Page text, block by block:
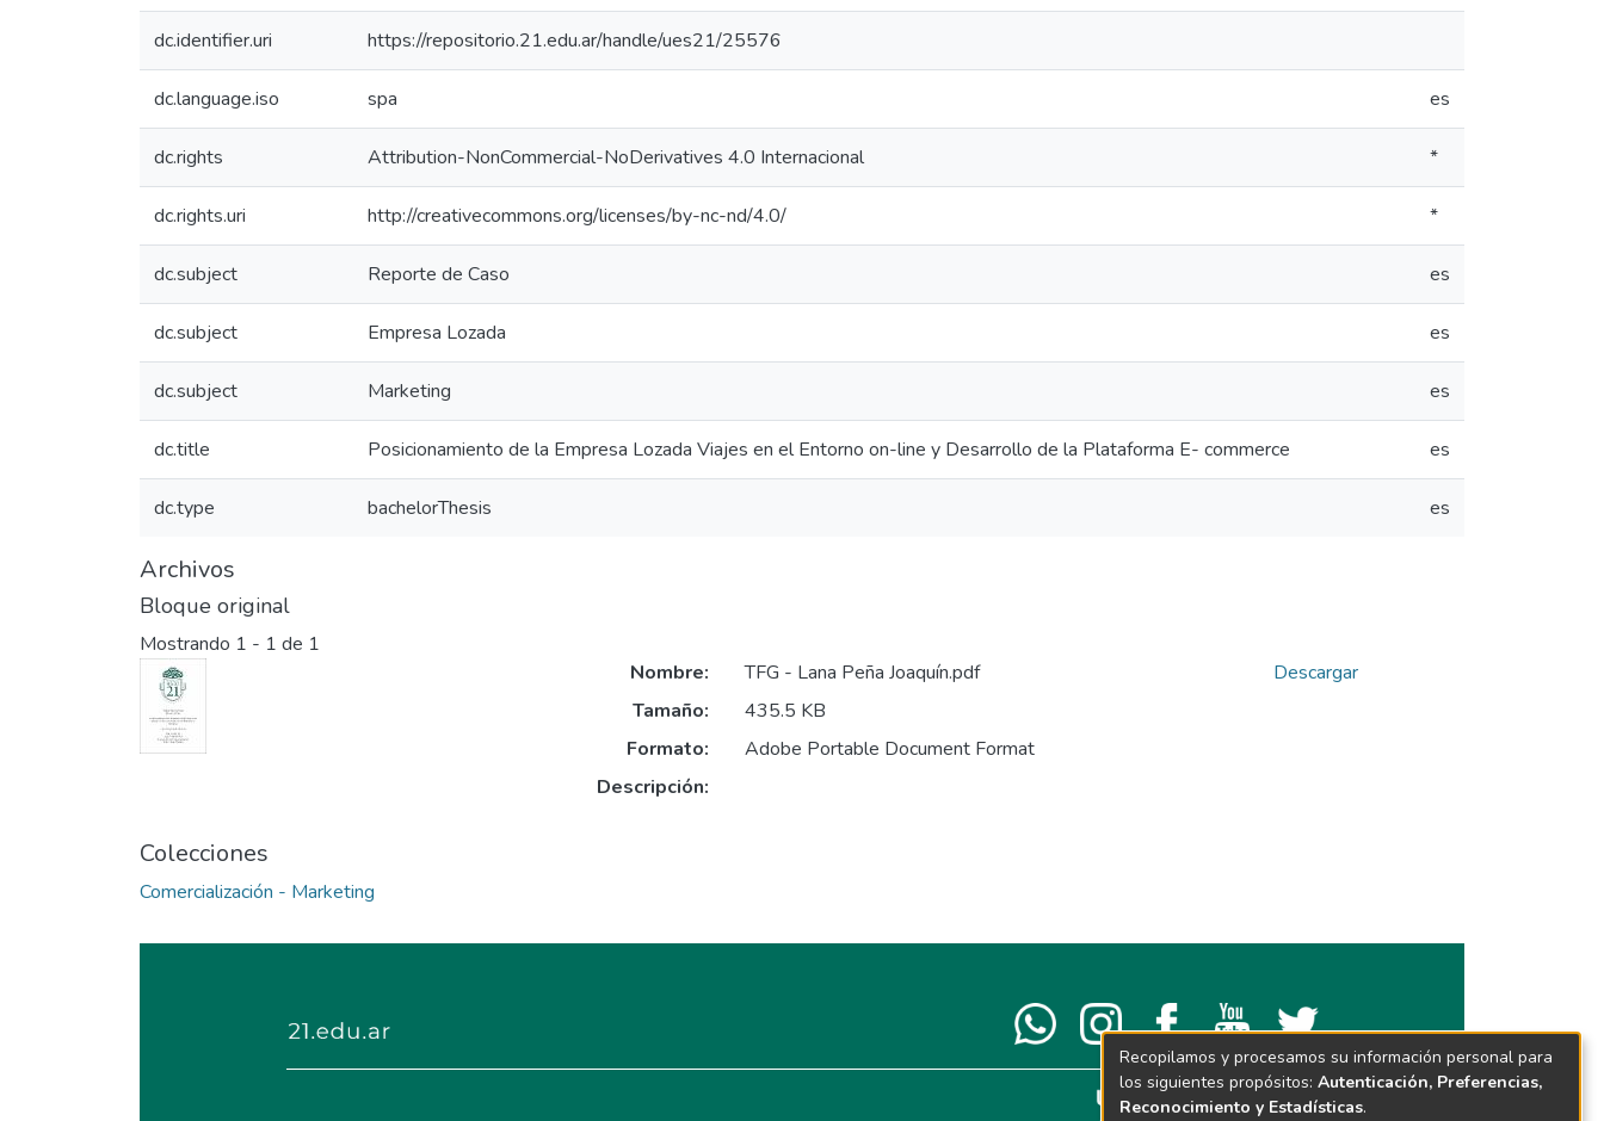
dc.identifier.uri https://repositorio.21.edu.ar/handle/ues21/25576
dc.language.iso spa es
dc.rights Attribution-NonCommercial-NoDerivatives 4.0 Internacional *
dc.rights.uri http://creativecommons.org/licenses/by-nc-nd/4.0/ *
dc.subject Reporte de Caso es
dc.subject Empresa Lozada es
dc.subject Marketing es
dc.title Posicionamiento de la Empresa Lozada Viajes en el Entorno on-line y Desarrollo de la Plataforma E- commerce es
dc.type bachelorThesis es
Archivos
Bloque original
Mostrando 1 - 1 de 1
Nombre:
TFG - Lana Peña Joaquín.pdf
Tamaño:
435.5 KB
Formato:
Adobe Portable Document Format
Descripción:
Descargar
Colecciones
Comercialización - Marketing
Recopilamos y procesamos su información personal para
los siguientes propósitos: Autenticación, Preferencias,
Reconocimiento y Estadísticas.